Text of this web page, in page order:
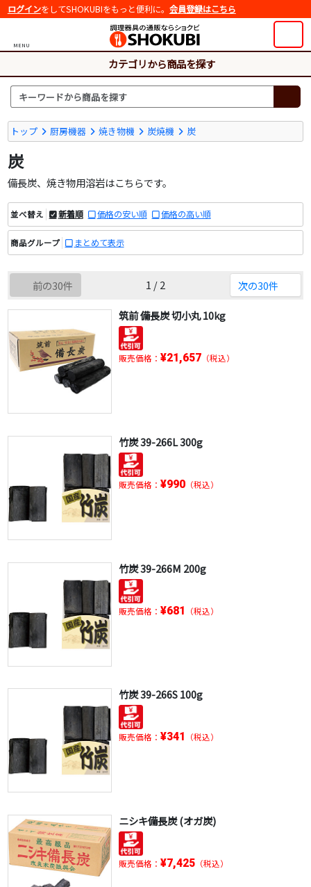
ログインをしてSHOKUBIをもっと便利に。 会員登録はこちら
MENU
カテゴリから商品を探す
トップ 厨房機器 焼き物機 炭焼機 炭
炭
備長炭、焼き物用溶岩はこちらです。
並べ替え 新着順 価格の安い順 価格の高い順
商品グループ まとめて表示
前の30件 1 / 2 次の30件
筑前 備長炭 切小丸 10kg
販売価格： ¥21,657（税込）
竹炭 39-266L 300g
販売価格： ¥990（税込）
竹炭 39-266M 200g
販売価格： ¥681 （税込）
竹炭 39-266S 100g
販売価格： ¥341 （税込）
ニシキ備長炭 (オガ炭)
販売価格： ¥7,425（税込）